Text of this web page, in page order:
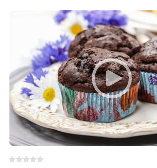
nastavku pronađite recept.